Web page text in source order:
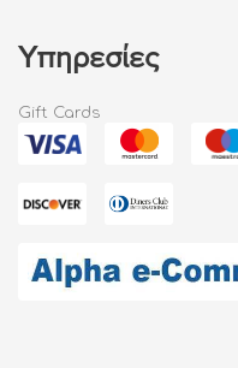
Υπηρεσίες
Gift Cards